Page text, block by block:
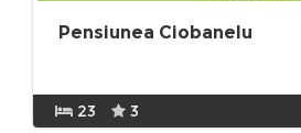
Pensiunea Ciobanelu
23 3